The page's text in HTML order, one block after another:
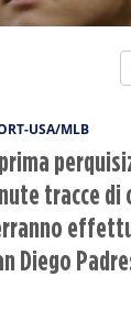
USA/MLB
tracce di
Diego